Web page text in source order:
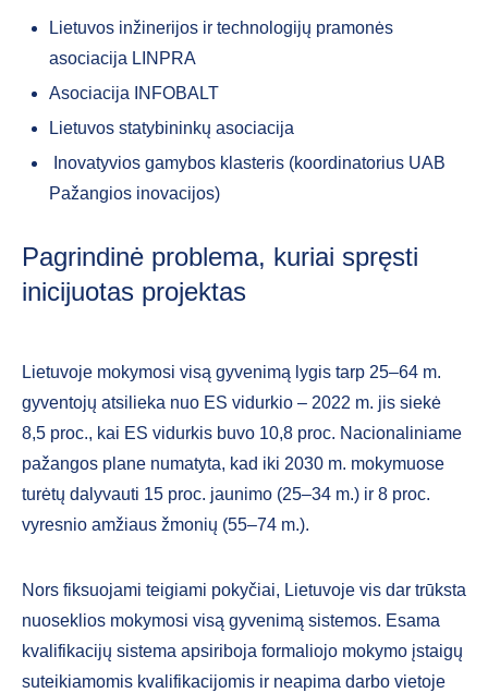
Lietuvos inžinerijos ir technologijų pramonės
asociacija LINPRA
Asociacija INFOBALT
Lietuvos statybininkų asociacija
Inovatyvios gamybos klasteris (koordinatorius UAB
Pažangios inovacijos)
Pagrindinė problema, kuriai spręsti
inicijuotas projektas
Lietuvoje mokymosi visą gyvenimą lygis tarp 25–64 m.
gyventojų atsilieka nuo ES vidurkio – 2022 m. jis siekė
8,5 proc., kai ES vidurkis buvo 10,8 proc. Nacionaliniame
pažangos plane numatyta, kad iki 2030 m. mokymuose
turėtų dalyvauti 15 proc. jaunimo (25–34 m.) ir 8 proc.
vyresnio amžiaus žmonių (55–74 m.).
Nors fiksuojami teigiami pokyčiai, Lietuvoje vis dar trūksta
nuoseklios mokymosi visą gyvenimą sistemos. Esama
kvalifikacijų sistema apsiriboja formaliojo mokymo įstaigų
suteikiamomis kvalifikacijomis ir neapima darbo vietoje